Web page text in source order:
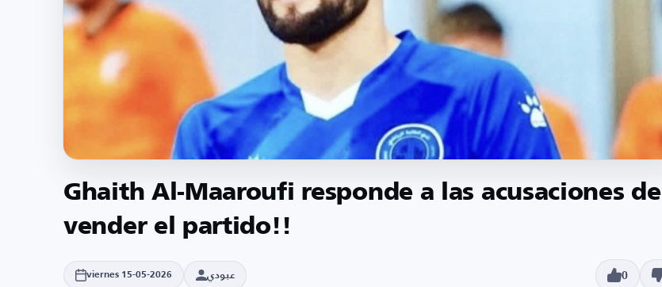
Ghaith Al-Maaroufi responde a las acusaciones de
vender el partido!!
viernes 15-05-2026 عبودي 0